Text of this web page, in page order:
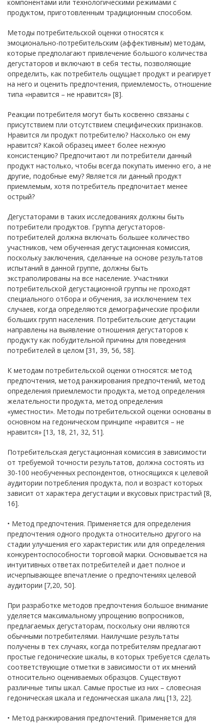
компонентами или технологическими режимами с
продуктом, приготовленным традиционным способом.
Методы потребительской оценки относятся к
эмоционально-потребительским (аффективным) методам,
которые предполагают привлечение большого количества
дегустаторов и включают в себя тесты, позволяющие
определить, как потребитель ощущает продукт и реагирует
на него и оценить предпочтения, приемлемость, отношение
типа «нравится – не нравится» [8].
Реакции потребителя могут быть косвенно связаны с
присутствием пли отсутствием специфических признаков.
Нравится ли продукт потребителю? Насколько он ему
нравится? Какой образец имеет более нежную
консистенцию? Предпочитают ли потребители данный
продукт настолько, чтобы всегда покупать именно его, а не
другие, подобные ему? Является ли данный продукт
приемлемым, хотя потребитель предпочитает менее
острый?
Дегустаторами в таких исследованиях должны быть
потребители продуктов. Группа дегустаторов-
потребителей должна включать большее количество
участников, чем обученная дегустационная комиссия,
поскольку заключения, сделанные на основе результатов
испытаний в данной группе, должны быть
экстраполированы на все население. Участники
потребительской дегустационной группы не проходят
специального отбора и обучения, за исключением тех
случаев, когда определяются демографические профили
больших групп населения. Потребительские дегустации
направлены на выявление отношения дегустаторов к
продукту как побудительной причины для поведения
потребителей в целом [31, 39, 56, 58].
К методам потребительской оценки относятся: метод
предпочтения, метод ранжирования предпочтений, метод
определения приемлемости продукта, метод определения
желательности продукта, метод определения
«уместности». Методы потребительской оценки основаны в
основном на гедоническом принципе «нравится – не
нравится» [13, 18, 21, 32, 51].
Потребительская дегустационная комиссия в зависимости
от требуемой точности результатов, должна состоять из
30-100 необученных респондентов, относящихся к целевой
аудитории потребления продукта, пол и возраст которых
зависит от характера дегустации и вкусовых пристрастий [8,
16].
• Метод предпочтения. Применяется для определения
предпочтения одного продукта относительно другого на
стадии улучшения его характеристик или для определения
конкурентоспособности торговой марки. Основывается на
интуитивных ответах потребителей и дает полное и
исчерпывающее впечатление о предпочтениях целевой
аудитории [7,20, 50].
При разработке методов предпочтения большое внимание
уделяется максимальному упрощению вопросников,
предлагаемых дегустаторам, поскольку они являются
обычными потребителями. Наилучшие результаты
получены в тех случаях, когда потребителям предлагают
простые гедонические шкалы, в которых требуется сделать
соответствующие отметки в зависимости от их мнений
относительно оцениваемых образцов. Существуют
различные типы шкал. Самые простые из них – словесная
гедоническая шкала и гедоническая шкала лиц [13, 22].
• Метод ранжирования предпочтений. Применяется для